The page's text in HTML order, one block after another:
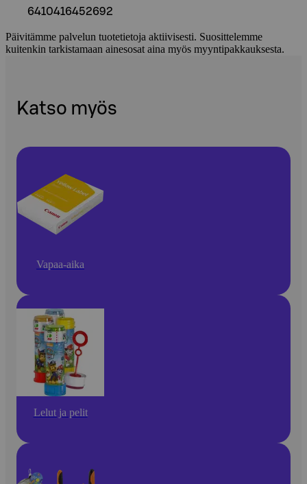
6410416452692
Päivitämme palvelun tuotetietoja aktiivisesti. Suosittelemme
kuitenkin tarkistamaan ainesosat aina myös myyntipakkauksesta.
Katso myös
Vapaa-aika
Lelut ja pelit